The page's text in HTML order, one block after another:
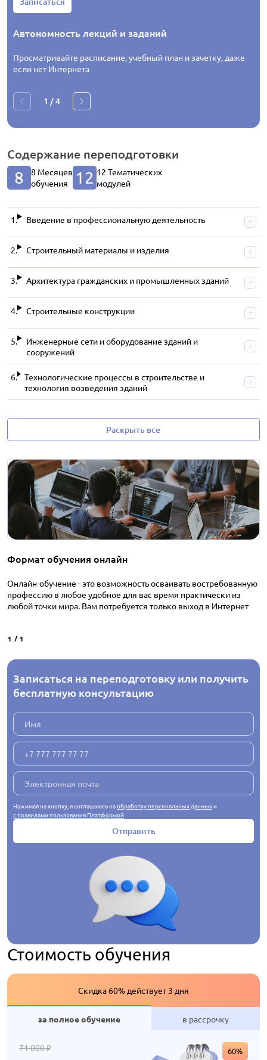
Автономность лекций и заданий
Просматривайте расписание, учебный план и зачетку, даже
если нет Интернета
1 /4
Содержание переподготовки
8
8 Месяцев
обучения
12 12 Тематических
модулей
Введение в профессиональную деятельность
Строительный материалы и изделия
Архитектура гражданских и промышленных зданий
Строительные конструкции
Инженерные сети и оборудование зданий и
сооружений
Технологические процессы в строительстве и
технология возведения зданий
Раскрыть все
Формат обучения онлайн
Онлайн-обучение - это возможность осваивать востребованную
профессию в любое удобное для вас время практически из
любой точки мира. Вам потребуется только выход в Интернет
1 / 1
Записаться на переподготовку или получить
бесплатную консультацию
Отправить
Нажимая на кнопку, я соглашаюсь наобработку персональных данныхи
с правилами пользования Платформой
Стоимость обучения
Скидка 60% действует 3 дня
за полное обучение в рассрочку
71 000₽ 60%